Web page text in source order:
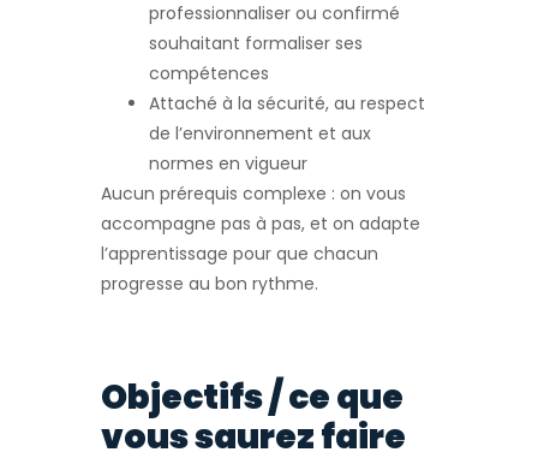
professionnaliser ou confirmé
souhaitant formaliser ses
compétences
Attaché à la sécurité, au respect
de l’environnement et aux
normes en vigueur
Aucun prérequis complexe : on vous
accompagne pas à pas, et on adapte
l’apprentissage pour que chacun
progresse au bon rythme.
Objectifs / ce que
vous saurez faire